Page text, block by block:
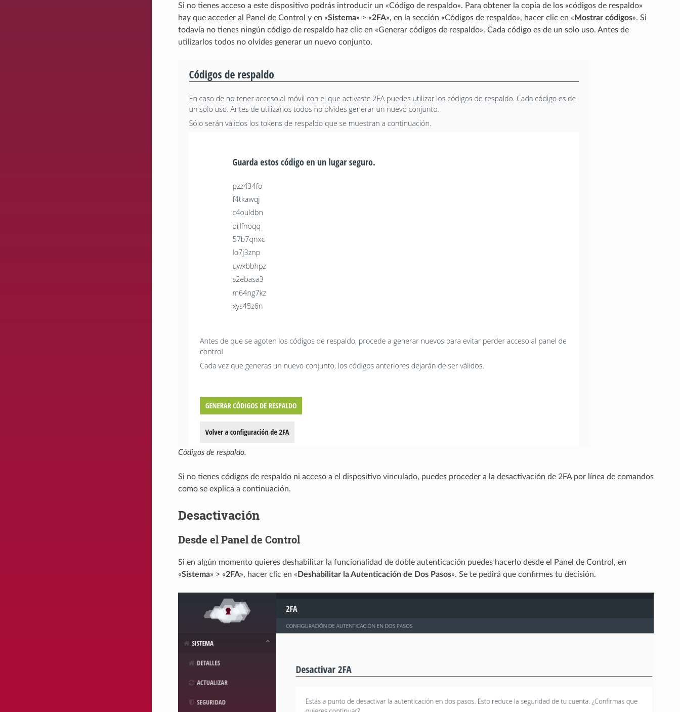
Si no tienes acceso a este dispositivo podrás introducir un «Código de respaldo». Para obtener la copia de los «códigos de respaldo»
hay que acceder al Panel de Control y en «Sistema» > «2FA», en la sección «Códigos de respaldo», hacer clic en «Mostrar códigos». Si
todavía no tienes ningún código de respaldo haz clic en «Generar códigos de respaldo». Cada código es de un solo uso. Antes de
utilizarlos todos no olvides generar un nuevo conjunto.
Códigos de respaldo.
Si no tienes códigos de respaldo ni acceso a el dispositivo vinculado, puedes proceder a la desactivación de 2FA por línea de comandos
como se explica a continuación.
Desactivación
Desde el Panel de Control
Si en algún momento quieres deshabilitar la funcionalidad de doble autenticación puedes hacerlo desde el Panel de Control, en
«Sistema» > «2FA», hacer clic en « Deshabilitar la Autenticación de Dos Pasos». Se te pedirá que confirmes tu decisión.